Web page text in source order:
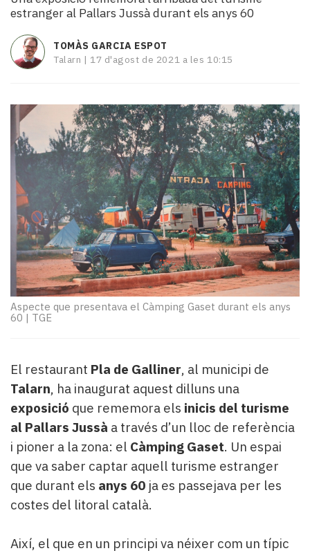
i
Cultura
Esports
TV
i
mitjans
El
temps
Reportatges
Entrevistes
Enquestes
A
escena!
Dis
la
teva!
Subscriptors
Pallars
Contingut
patrocinat
Lo
més
llegit...
Editorial
estranger al Pallars Jussà durant els anys 60
TOMÀS GARCIA ESPOT
Talarn | 17 d'agost de 2021 a les 10:15
Aspecte que presentava el Càmping Gaset durant els anys
60 | TGE
El restaurant Pla de Galliner, al municipi de
Talarn, ha inaugurat aquest dilluns una
exposició que rememora els inicis del turisme
al Pallars Jussà a través d’un lloc de referència
i pioner a la zona: el Càmping Gaset. Un espai
que va saber captar aquell turisme estranger
que durant els anys 60 ja es passejava per les
costes del litoral català.
Així, el que en un principi va néixer com un típic